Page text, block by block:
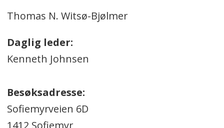
Thomas N. Witsø-Bjølmer
Daglig leder:
Kenneth Johnsen
Besøksadresse:
Sofiemyrveien 6D